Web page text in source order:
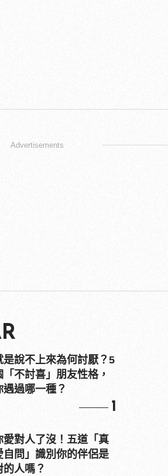
Advertisements
是說不上來為何討厭？5
「不討喜」朋友性格，
遇過哪一種？
1
愛對人了沒！五道「真
自問」識別你的伴侶是
的人嗎？